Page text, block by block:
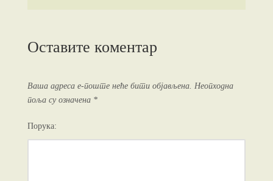
Оставите коментар
Ваша адреса е-поште неће бити објављена. Неопходна
поља су означена *
Порука: